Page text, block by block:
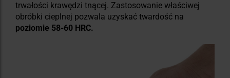
trwałości krawędzi tnącej. Zastosowanie właściwej
obróbki cieplnej pozwala uzyskać twardość na
poziomie 58-60 HRC.